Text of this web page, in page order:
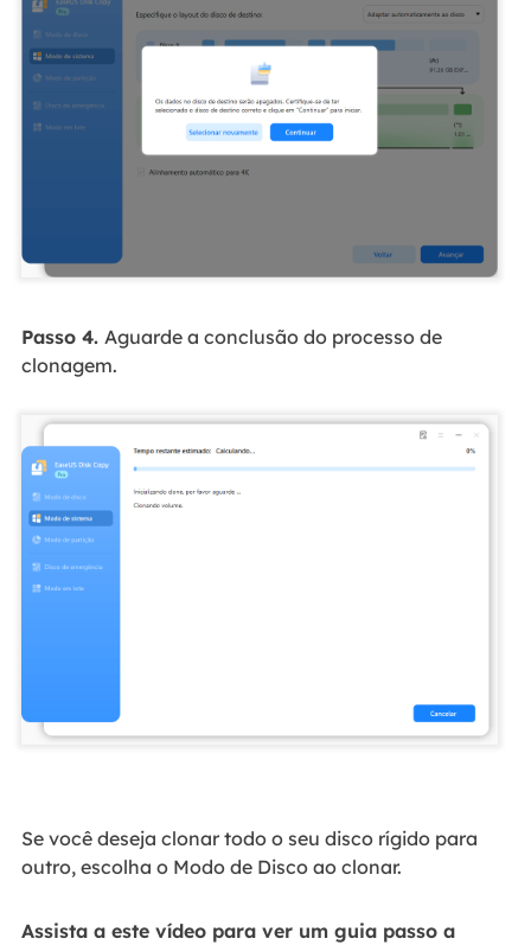
Passo 4. Aguarde a conclusão do processo de
clonagem.
Se você deseja clonar todo o seu disco rígido para
outro, escolha o Modo de Disco ao clonar.
Assista a este vídeo para ver um guia passo a